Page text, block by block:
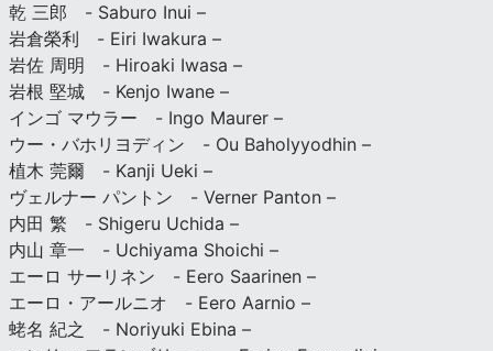
乾 三郎 - Saburo Inui –
岩倉榮利 - Eiri Iwakura –
岩佐 周明 - Hiroaki Iwasa –
岩根 堅城 - Kenjo Iwane –
インゴ マウラー - Ingo Maurer –
ウー・バホリヨディン - Ou Baholyyodhin –
植木 莞爾 - Kanji Ueki –
ヴェルナー パントン - Verner Panton –
内田 繁 - Shigeru Uchida –
内山 章一 - Uchiyama Shoichi –
エーロ サーリネン - Eero Saarinen –
エーロ・アールニオ - Eero Aarnio –
蛯名 紀之 - Noriyuki Ebina –